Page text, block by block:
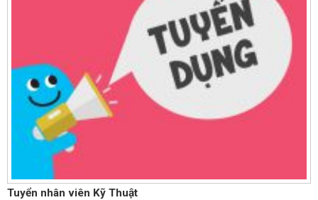
Tuyển nhân viên Kỹ Thuật